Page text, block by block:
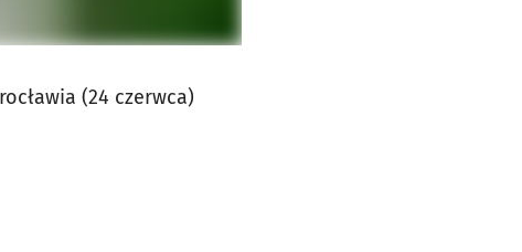
(24 czerwca)